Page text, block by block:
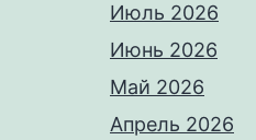
Июль 2026
Июнь 2026
Май 2026
Апрель 2026